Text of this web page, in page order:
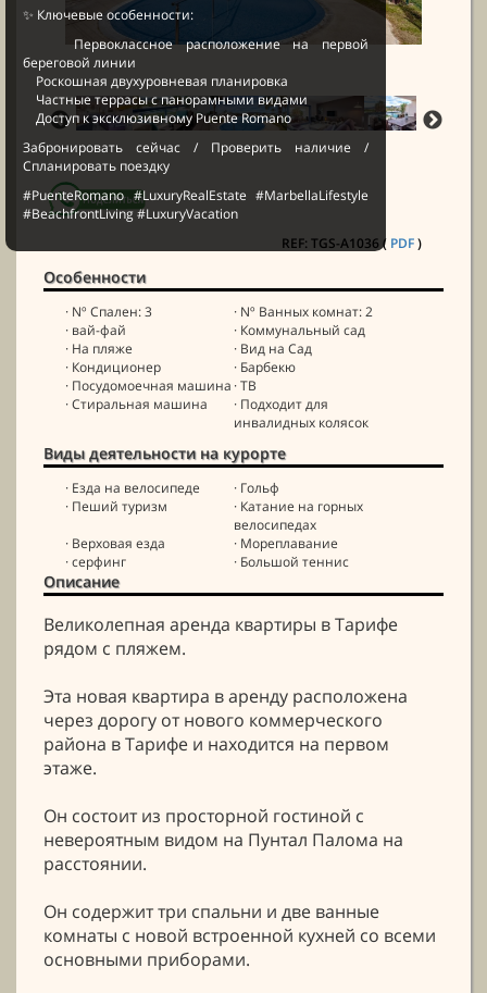
REF: TGS-A1036 ( PDF)
Особенности
· Nº Спален: 3
· Nº Ванных комнат: 2
· вай-фай
· Коммунальный сад
· На пляже
· Вид на Сад
· Кондиционер
· Барбекю
· Посудомоечная машина · ТВ
· Стиральная машина
· Подходит для
инвалидных колясок
Виды деятельности на курорте
· Езда на велосипеде
· Гольф
· Пеший туризм
· Катание на горных
велосипедах
· Верховая езда
· Мореплавание
· серфинг
· Большой теннис
Описание
Великолепная аренда квартиры в Тарифе
рядом с пляжем.
Эта новая квартира в аренду расположена
через дорогу от нового коммерческого
района в Тарифе и находится на первом
этаже.
Он состоит из просторной гостиной с
невероятным видом на Пунтал Палома на
расстоянии.
Он содержит три спальни и две ванные
комнаты с новой встроенной кухней со всеми
основными приборами.
✨ Ключевые особенности:
Первоклассное расположение на первой
береговой линии
Роскошная двухуровневая планировка
Частные террасы с панорамными видами
Доступ к эксклюзивному Puente Romano
Забронировать сейчас / Проверить наличие /
Спланировать поездку
#PuenteRomano #LuxuryRealEstate #MarbellaLifestyle
#BeachfrontLiving #LuxuryVacation